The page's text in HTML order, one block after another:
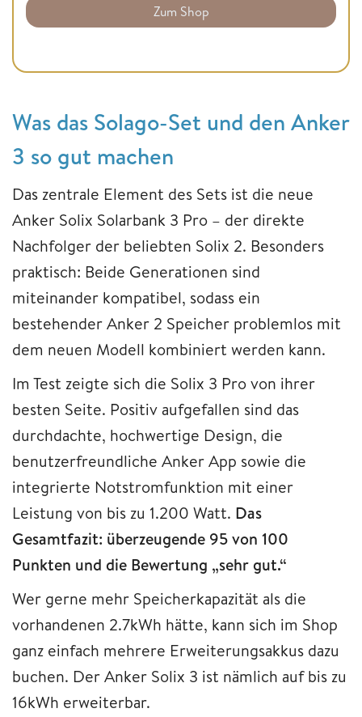
Zum Shop
Was das Solago-Set und den Anker
3 so gut machen
Das zentrale Element des Sets ist die neue
Anker Solix Solarbank 3 Pro – der direkte
Nachfolger der beliebten Solix 2. Besonders
praktisch: Beide Generationen sind
miteinander kompatibel, sodass ein
bestehender Anker 2 Speicher problemlos mit
dem neuen Modell kombiniert werden kann.
Im Test zeigte sich die Solix 3 Pro von ihrer
besten Seite. Positiv aufgefallen sind das
durchdachte, hochwertige Design, die
benutzerfreundliche Anker App sowie die
integrierte Notstromfunktion mit einer
Leistung von bis zu 1.200 Watt. Das
Gesamtfazit: überzeugende 95 von 100
Punkten und die Bewertung „sehr gut.“
Wer gerne mehr Speicherkapazität als die
vorhandenen 2.7kWh hätte, kann sich im Shop
ganz einfach mehrere Erweiterungsakkus dazu
buchen. Der Anker Solix 3 ist nämlich auf bis zu
16kWh erweiterbar.